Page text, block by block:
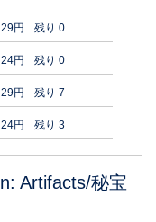
29円 残り 0
24円 残り 0
29円 残り 7
24円 残り 3
Artifacts/秘宝